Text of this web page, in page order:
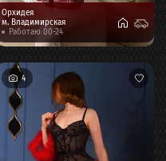
Орхидея
м. Владимирская
Работаю 00-24
4